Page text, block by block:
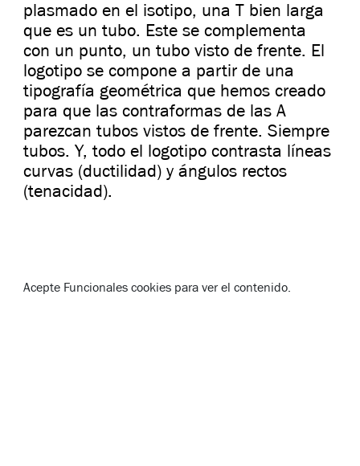
plasmado en el isotipo, una T bien larga
que es un tubo. Este se complementa
con un punto, un tubo visto de frente. El
logotipo se compone a partir de una
tipografía geométrica que hemos creado
para que las contraformas de las A
parezcan tubos vistos de frente. Siempre
tubos. Y, todo el logotipo contrasta líneas
curvas (ductilidad) y ángulos rectos
(tenacidad).
Acepte Funcionales cookies para ver el contenido.